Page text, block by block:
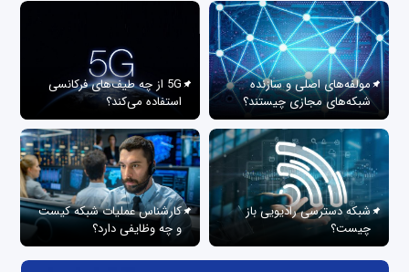
مولفه‌های اصلی و سازنده
شبکه‌های مجازی چیستند؟
5G از چه طیف‌های فرکانسی
استفاده می‌کند؟
شبکه دسترسی رادیویی باز
چیست؟
کارشناس عملیات شبکه کیست
و چه وظایفی دارد؟